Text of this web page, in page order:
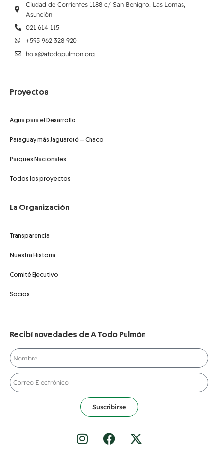
Ciudad de Corrientes 1188 c/ San Benigno. Las Lomas,
Asunción
021 614 115
+595 962 328 920
hola@atodopulmon.org
Proyectos
Agua para el Desarrollo
Paraguay más Jaguareté – Chaco
Parques Nacionales
Todos los proyectos
La Organización
Transparencia
Nuestra Historia
Comité Ejecutivo
Socios
Recibí novedades de A Todo Pulmón
Suscribirse